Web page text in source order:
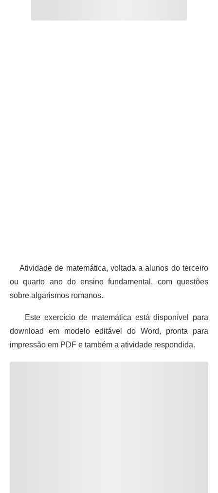
Atividade de matemática, voltada a alunos do terceiro
ou quarto ano do ensino fundamental, com questões
sobre algarismos romanos.
Este exercício de matemática está disponível para
download em modelo editável do Word, pronta para
impressão em PDF e também a atividade respondida.